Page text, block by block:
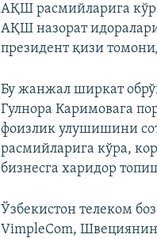
АҚШ расмийларига
АҚШ назорат
президент қизи
Бу жанжал ширкат
Гулнора Каримовага
фоизлик улушишини
расмийларига кўра,
бизнесга харидор
Ўзбекистон телеком
VimpleCom,